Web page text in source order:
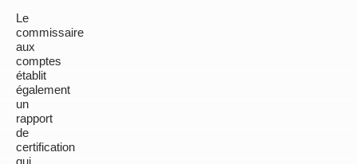
Le
commissaire
aux
comptes
établit
également
un
rapport
de
certification